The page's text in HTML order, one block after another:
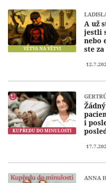
VĚTVA NA VĚTVI
A už
jestli
nebo
ste
KUPŘEDU DO MINULOSTI
i
ANNA